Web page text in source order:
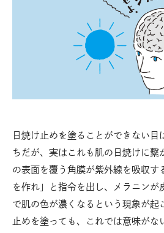
日焼け止めを塗ることができない
ちだが、実はこれも肌の日焼けに繫
の表面を覆う角膜が紫外線を吸収す
を作れ」と指令を出し、メラニンが
で肌の色が濃くなるという現象が起
止めを塗っても、これでは意味がな